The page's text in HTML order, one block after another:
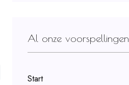
Al onze voorspellingen
Start